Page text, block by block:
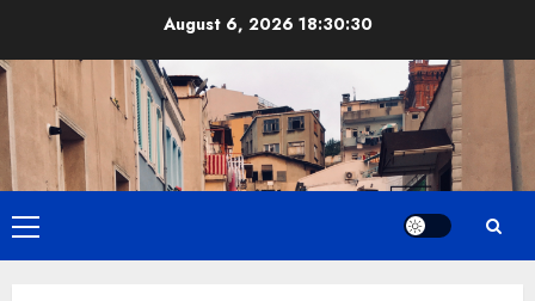
content
August 6, 202618:30:31
Primary
Menu